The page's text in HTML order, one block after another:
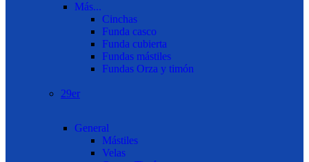
Más...
Cinchas
Funda casco
Funda cubierta
Fundas mástiles
Fundas Orza y timón
29er
General
Mástiles
Velas